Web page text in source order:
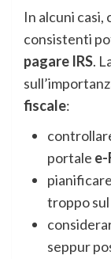
In alcuni
consistenti
pagare IRS.
fiscale:
portale
troppo
seppur